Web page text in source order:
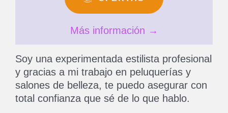
Más información →
Soy una experimentada estilista profesional
y gracias a mi trabajo en peluquerías y
salones de belleza, te puedo asegurar con
total confianza que sé de lo que hablo.